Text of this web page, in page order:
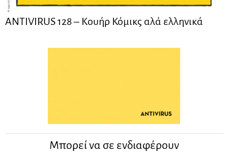
ANTIVIRUS 128 – Kουήρ Κόμικς αλά ελληνικά
Μπορεί να σε ενδιαφέρουν